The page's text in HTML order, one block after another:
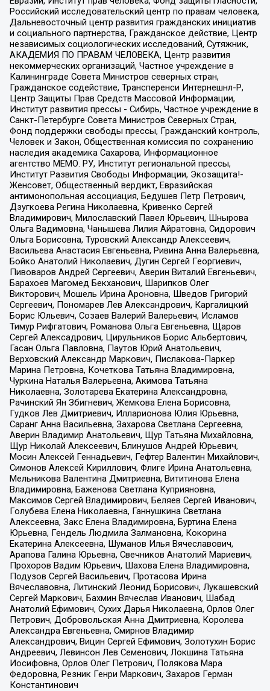
Российский исследовательский центр по правам человека,
Дальневосточный центр развития гражданских инициатив
и социального партнерства, Гражданское действие, Центр
независимых социологических исследований, Сутяжник,
АКАДЕМИЯ ПО ПРАВАМ ЧЕЛОВЕКА, Центр развития
некоммерческих организаций, Частное учреждение в
Калининграде Совета Министров северных стран,
Гражданское содействие, Трансперенси Интернешнл-Р,
Центр Защиты Прав Средств Массовой Информации,
Институт развития прессы - Сибирь, Частное учреждение в
Санкт-Петербурге Совета Министров Северных Стран,
Фонд поддержки свободы прессы, Гражданский контроль,
Человек и Закон, Общественная комиссия по сохранению
наследия академика Сахарова, Информационное
агентство МЕМО. РУ, Институт региональной прессы,
Институт Развития Свободы Информации, Экозащита!-
Женсовет, Общественный вердикт, Евразийская
антимонопольная ассоциация, Бедушев Петр Петрович,
Дзугкоева Регина Николаевна, Кривенко Сергей
Владимирович, Милославский Павел Юрьевич, Шнырова
Ольга Вадимовна, Чанышева Лилия Айратовна, Сидорович
Ольга Борисовна, Туровский Александр Алексеевич,
Васильева Анастасия Евгеньевна, Ривина Анна Валерьевна,
Бойко Анатолий Николаевич, Дугин Сергей Георгиевич,
Пивоваров Андрей Сергеевич, Аверин Виталий Евгеньевич,
Барахоев Магомед Бекханович, Шарипков Олег
Викторович, Мошель Ирина Ароновна, Шведов Григорий
Сергеевич, Пономарев Лев Александрович, Каргалицкий
Борис Юльевич, Созаев Валерий Валерьевич, Исламов
Тимур Рифгатович, Романова Ольга Евгеньевна, Щаров
Сергей Алексадрович, Цирульников Борис Альбертович,
Гасан Ольга Павловна, Паутов Юрий Анатольевич,
Верховский Александр Маркович, Пислакова-Паркер
Марина Петровна, Кочеткова Татьяна Владимировна,
Чуркина Наталья Валерьевна, Акимова Татьяна
Николаевна, Золотарева Екатерина Александровна,
Рачинский Ян Збигневич, Жемкова Елена Борисовна,
Гудков Лев Дмитриевич, Илларионова Юлия Юрьевна,
Саранг Анна Васильевна, Захарова Светлана Сергеевна,
Аверин Владимир Анатольевич, Щур Татьяна Михайловна,
Щур Николай Алексеевич, Блинушов Андрей Юрьевич,
Мосин Алексей Геннадьевич, Гефтер Валентин Михайлович,
Симонов Алексей Кириллович, Флиге Ирина Анатольевна,
Мельникова Валентина Дмитриевна, Вититинова Елена
Владимировна, Баженова Светлана Куприяновна,
Максимов Сергей Владимирович, Беляев Сергей Иванович,
Голубева Елена Николаевна, Ганнушкина Светлана
Алексеевна, Закс Елена Владимировна, Буртина Елена
Юрьевна, Гендель Людмила Залмановна, Кокорина
Екатерина Алексеевна, Шуманов Илья Вячеславович,
Арапова Галина Юрьевна, Свечников Анатолий Мариевич,
Прохоров Вадим Юрьевич, Шахова Елена Владимировна,
Подузов Сергей Васильевич, Протасова Ирина
Вячеславовна, Литинский Леонид Борисович, Лукашевский
Сергей Маркович, Бахмин Вячеслав Иванович, Шабад
Анатолий Ефимович, Сухих Дарья Николаевна, Орлов Олег
Петрович, Добровольская Анна Дмитриевна, Королева
Александра Евгеньевна, Смирнов Владимир
Александрович, Вицин Сергей Ефимович, Золотухин Борис
Андреевич, Левинсон Лев Семенович, Локшина Татьяна
Иосифовна, Орлов Олег Петрович, Полякова Мара
Федоровна, Резник Генри Маркович, Захаров Герман
Константинович